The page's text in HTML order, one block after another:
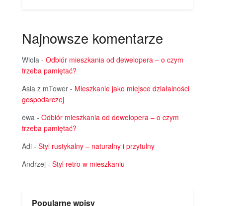
Najnowsze komentarze
Wiola - Odbiór mieszkania od dewelopera – o czym
trzeba pamiętać?
Asia z mTower - Mieszkanie jako miejsce działalności
gospodarczej
ewa - Odbiór mieszkania od dewelopera – o czym
trzeba pamiętać?
Adi - Styl rustykalny – naturalny i przytulny
Andrzej - Styl retro w mieszkaniu
Popularne wpisy